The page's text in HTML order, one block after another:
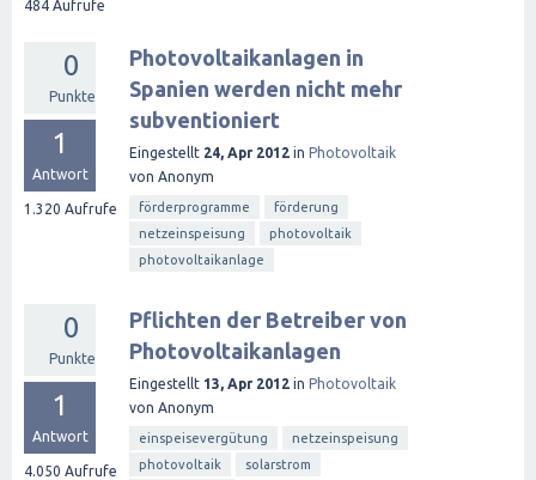
484 Aufrufe
0
Punkte
1
Antwort
1.320 Aufrufe
Photovoltaikanlagen in
Spanien werden nicht mehr
subventioniert
Eingestellt 24, Apr 2012 in Photovoltaik
von Anonym
förderprogramme
förderung
netzeinspeisung
photovoltaik
photovoltaikanlage
0
Punkte
1
Antwort
4.050 Aufrufe
Pflichten der Betreiber von
Photovoltaikanlagen
Eingestellt 13, Apr 2012 in Photovoltaik
von Anonym
einspeisevergütung
netzeinspeisung
photovoltaik
solarstrom